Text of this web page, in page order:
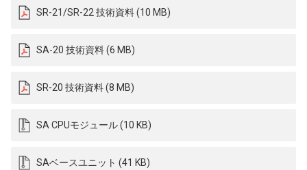
SR-21/SR-22 技術資料 (10 MB)
SA-20 技術資料 (6 MB)
SR-20 技術資料 (8 MB)
SA CPUモジュール (10 KB)
SAベースユニット (41 KB)